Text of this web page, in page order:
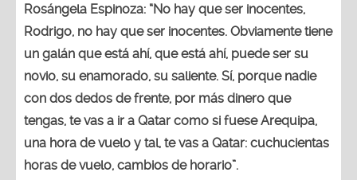
Rosángela Espinoza: “No hay que ser inocentes,
Rodrigo, no hay que ser inocentes. Obviamente tiene
un galán que está ahí, que está ahí, puede ser su
novio, su enamorado, su saliente. Sí, porque nadie
con dos dedos de frente, por más dinero que
tengas, te vas a ir a Qatar como si fuese Arequipa,
una hora de vuelo y tal, te vas a Qatar: cuchucientas
horas de vuelo, cambios de horario”.